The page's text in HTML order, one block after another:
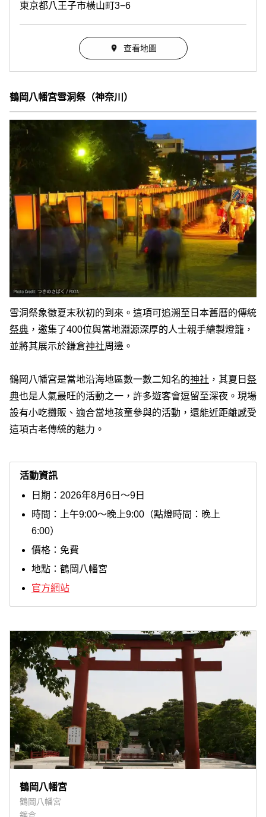
東京都八王子市橫山町3−6
查看地圖
鶴岡八幡宮雪洞祭（神奈川）
雪洞祭象徵夏末秋初的到來。這項可追溯至日本舊曆的傳統
祭典 ，邀集了400位與當地淵源深厚的人士親手繪製燈籠，
並將其展示於鎌倉神社周邊。
鶴岡八幡宮是當地沿海地區數一數二知名的神社 ，其夏日 祭
典也是人氣最旺的活動之一，許多遊客會逗留至深夜。現場
設有小吃攤販、適合當地孩童參與的活動，還能近距離感受
這項古老傳統的魅力。
活動資訊
日期：2026年8月6日～9日
時間：上午9:00～晚上9:00（點燈時間：晚上
6:00）
價格：免費
地點：鶴岡八幡宮
官方網站
鶴岡八幡宮
鶴岡八幡宮
鐮倉